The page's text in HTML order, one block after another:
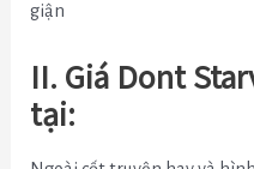
giận
II. Giá Dont
tại: